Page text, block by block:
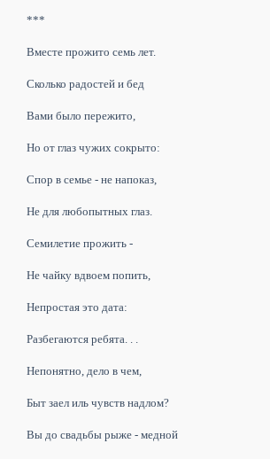
***
Вместе прожито семь лет.
Сколько радостей и бед
Вами было пережито,
Но от глаз чужих сокрыто:
Спор в семье - не напоказ,
Не для любопытных глаз.
Семилетие прожить -
Не чайку вдвоем попить,
Непростая это дата:
Разбегаются ребята. . .
Непонятно, дело в чем,
Быт заел иль чувств надлом?
Вы до свадьбы рыже - медной